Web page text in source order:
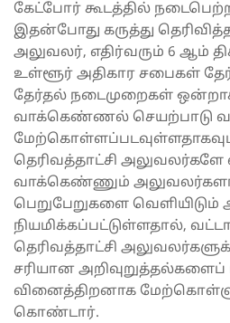
கேட்போர் கூடத்தில்
இதன்போது கருத்து
அலுவலர், எதிர்வரும் 6 ஆம்
உள்ளூர் அதிகார சபைகள்
தேர்தல் நடைமுறைகள்
வாக்கெண்ணல் செயற்பாடு
தெரிவத்தாட்சி அலுவலர்களே
வாக்கெண்ணும்
பெறுபேறுகளை வெளியிடும்
நியமிக்கப்பட்டுள்ளதால்,
தெரிவத்தாட்சி
சரியான அறிவுறுத்தல்களைப்
வினைத்திறனாக
கொண்டார்.